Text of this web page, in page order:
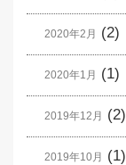
2020年2月 (2)
2020年1月 (1)
2019年12月 (2)
2019年10月 (1)